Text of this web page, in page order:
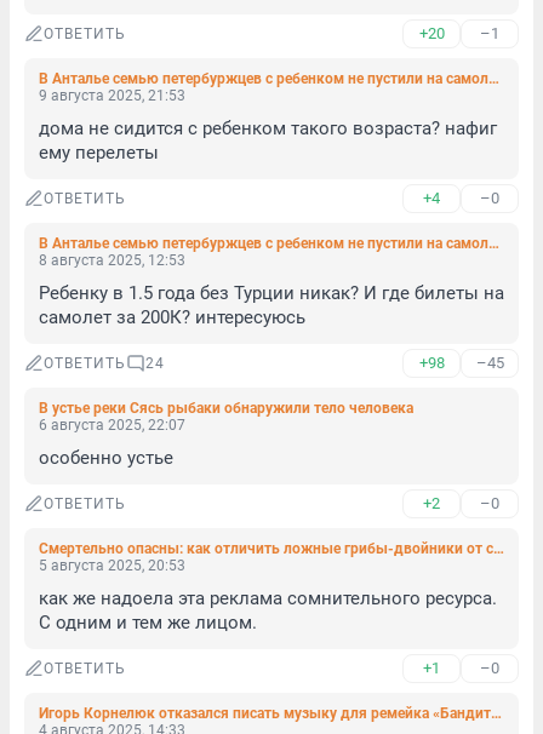
ОТВЕТИТЬ +20 –1
В Анталье семью петербуржцев с ребенком не пустили на самолет. Пришлось переплатить более 200 тысяч, чтобы вернуться домой
9 августа 2025, 21:53
дома не сидится с ребенком такого возраста? нафиг
ему перелеты
ОТВЕТИТЬ +4 –0
В Анталье семью петербуржцев с ребенком не пустили на самолет. Пришлось переплатить более 200 тысяч, чтобы вернуться домой
8 августа 2025, 12:53
Ребенку в 1.5 года без Турции никак? И где билеты на
самолет за 200К? интересуюсь
ОТВЕТИТЬ 24 +98 –45
В устье реки Сясь рыбаки обнаружили тело человека
6 августа 2025, 22:07
особенно устье
ОТВЕТИТЬ +2 –0
Смертельно опасны: как отличить ложные грибы-двойники от съедобных
5 августа 2025, 20:53
как же надоела эта реклама сомнительного ресурса.
С одним и тем же лицом.
ОТВЕТИТЬ +1 –0
Игорь Корнелюк отказался писать музыку для ремейка «Бандитского Петербурга»: интервью с мэтром
4 августа 2025, 14:33